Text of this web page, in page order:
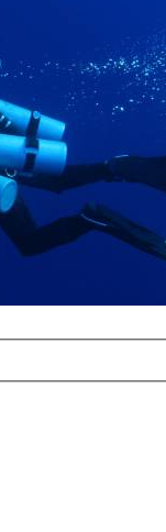
Galerie